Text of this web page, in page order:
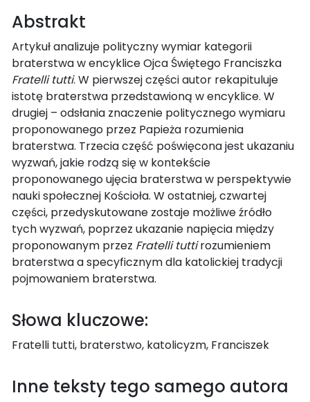
Abstrakt
Artykuł analizuje polityczny wymiar kategorii
braterstwa w encyklice Ojca Świętego Franciszka
Fratelli tutti. W pierwszej części autor rekapituluje
istotę braterstwa przedstawioną w encyklice. W
drugiej – odsłania znaczenie politycznego wymiaru
proponowanego przez Papieża rozumienia
braterstwa. Trzecia część poświęcona jest ukazaniu
wyzwań, jakie rodzą się w kontekście
proponowanego ujęcia braterstwa w perspektywie
nauki społecznej Kościoła. W ostatniej, czwartej
części, przedyskutowane zostaje możliwe źródło
tych wyzwań, poprzez ukazanie napięcia między
proponowanym przez Fratelli tuttirozumieniem
braterstwa a specyficznym dla katolickiej tradycji
pojmowaniem braterstwa.
Słowa kluczowe:
Fratelli tutti, braterstwo, katolicyzm, Franciszek
Inne teksty tego samego autora